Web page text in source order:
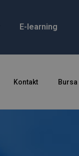
E-learning
Kontakt Bursa